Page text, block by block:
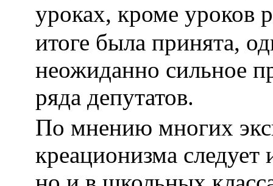
уроках, кроме уроков
итоге была принята,
неожиданно сильное
ряда депутатов.
По мнению многих
креационизма следует